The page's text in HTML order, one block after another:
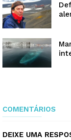
COMENTÁRIOS
DEIXE UMA